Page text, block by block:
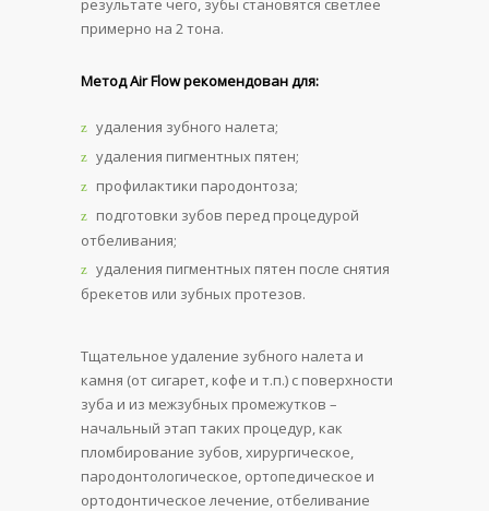
результате чего, зубы становятся светлее
примерно на 2 тона.
Метод Air Flow рекомендован для:
удаления зубного налета;
удаления пигментных пятен;
профилактики пародонтоза;
подготовки зубов перед процедурой
отбеливания;
удаления пигментных пятен после снятия
брекетов или зубных протезов.
Тщательное удаление зубного налета и
камня (от сигарет, кофе и т.п.) с поверхности
зуба и из межзубных промежутков –
начальный этап таких процедур, как
пломбирование зубов, хирургическое,
пародонтологическое, ортопедическое и
ортодонтическое лечение, отбеливание